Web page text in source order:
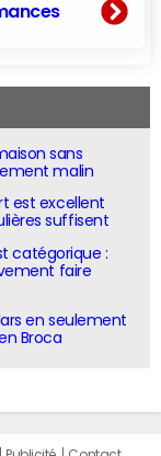
sans
malin
est excellent
suffisent
catégorique :
faire
en seulement
Broca